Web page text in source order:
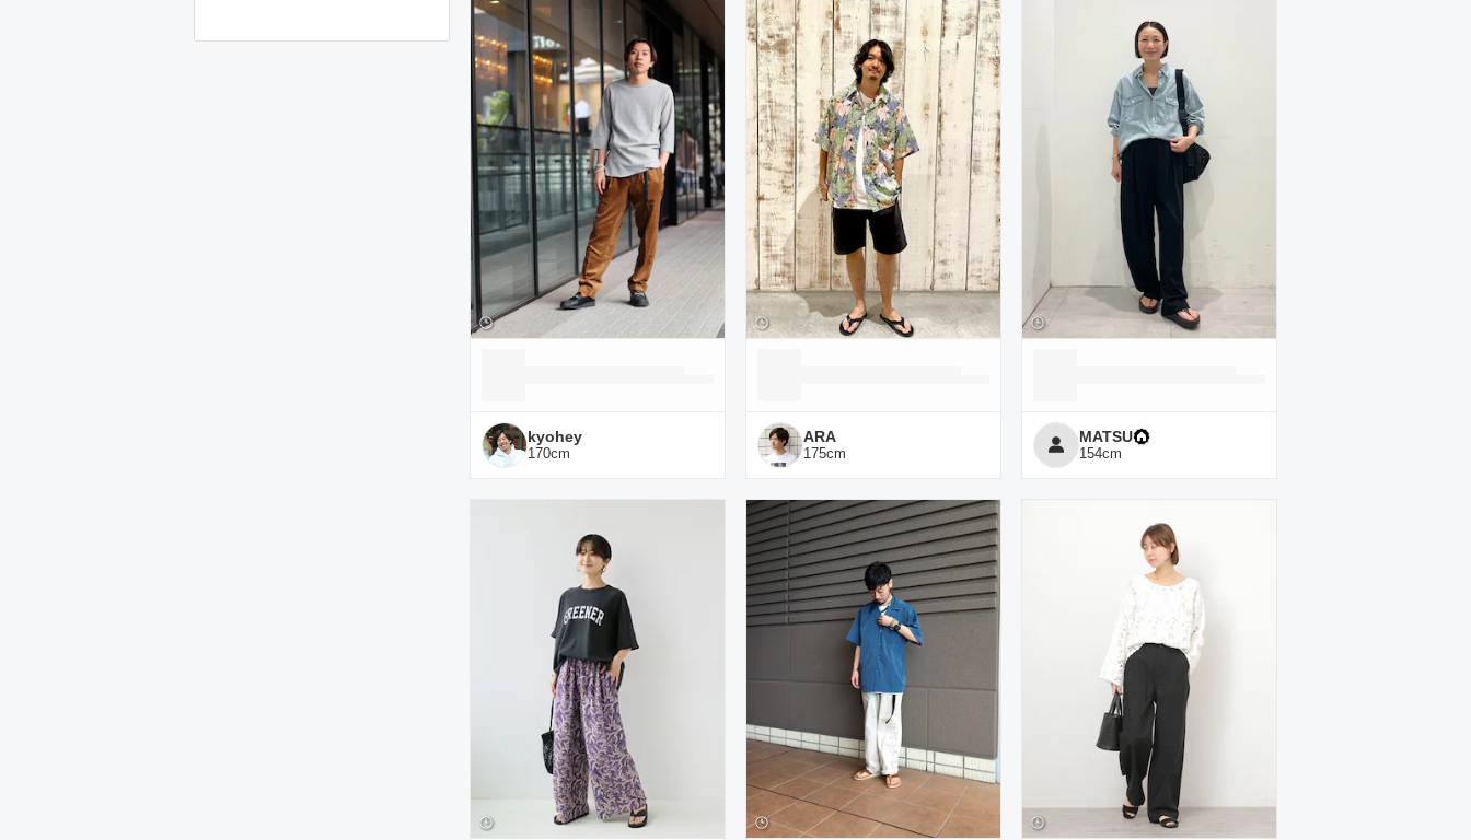
kyohey
170cm
ARA
175cm
MATSU
154cm